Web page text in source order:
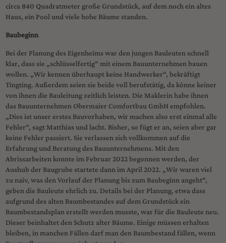
circa 840 Quadratmeter große Grundstück, auf dem noch ein altes
Haus, ein Pool und viele hohe Bäume standen.
Baubeginn
Bei der Planung des Eigenheims war den jungen Bauleuten schnell
klar, dass sie „schlüsselfertig“ mit einem Bauunternehmen bauen
wollen. „Wir kennen überhaupt keine Handwerker“, bekräftigt
Tingting. Außerdem seien sie beide voll berufstätig, da könne keiner
von ihnen die Bauleitung zeitlich leisten. Die Maklerin habe ihnen
das Bauunternehmen Obermaier Comfortbau GmbH empfohlen.
„Dies ist unser erstes Bauvorhaben, wir machen also erst einmal alle
Fehler“, sagt Matthias und lacht. Bisher, so fügt er an, seien aber gar
keine Fehler passiert. Sie verlassen sich vollkommen auf die
Erfahrung und Beratung des Bauunternehmens. Mit den
Abrissarbeiten konnte im Februar 2022 begonnen werden, der
Aushub der Baugrube startete dann im April 2022. „Wir waren viel
zu naiv, was den Vorlauf der Planung bis zum Baubeginn angeht“,
geben die Bauleute ehrlich zu. Details bei der Planung, etwa dass
aufgrund des alten Baumbestandes auf dem Grundstück ein
Baumbestandsplan erstellt werden musste, war für die Bauleute neu.
Dieser beinhaltet den Schutz alter Bäume. Einige müssen erhalten
bleiben, in manchen Fällen darf man den Baumbestand fällen, wenn